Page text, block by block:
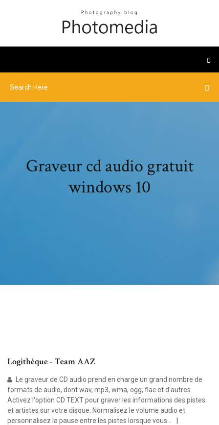
Graveur cd audio gratuit
windows 10
Logithèque - Team AAZ
Le graveur de CD audio prend en charge un grand nombre de
formats de audio, dont wav, mp3, wma, ogg, flac et d'autres.
Activez l'option CD TEXT pour graver les informations des pistes
et artistes sur votre disque. Normalisez le volume audio et
personnalisez la pause entre les pistes lorsque vous...